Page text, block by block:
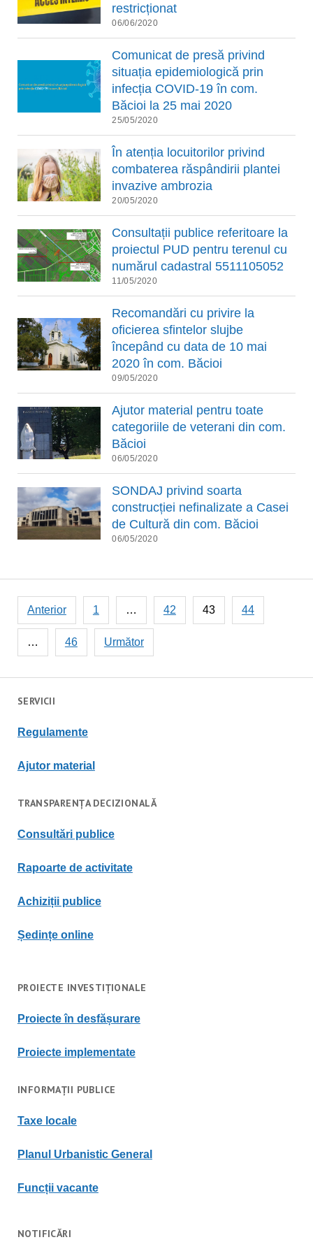
SERVICII
Regulamente
Ajutor material
TRANSPARENȚA DECIZIONALĂ
Consultări publice
Rapoarte de activitate
Achiziții publice
Ședințe online
PROIECTE INVESTIȚIONALE
Proiecte în desfășurare
Proiecte implementate
INFORMAȚII PUBLICE
Taxe locale
Planul Urbanistic General
Funcții vacante
NOTIFICĂRI
restricționat
06/06/2020
Comunicat de presă privind
situația epidemiologică prin
infecția COVID-19 în com.
Băcioi la 25 mai 2020
25/05/2020
În atenția locuitorilor privind
combaterea răspândirii plantei
invazive аmbrozia
20/05/2020
Consultații publice referitoare la
proiectul PUD pentru terenul cu
numărul cadastral 5511105052
11/05/2020
Recomandări cu privire la
oficierea sfintelor slujbe
începând cu data de 10 mai
2020 în com. Băcioi
09/05/2020
Ajutor material pentru toate
categoriile de veterani din com.
Băcioi
06/05/2020
SONDAJ privind soarta
construcției nefinalizate a Casei
de Cultură din com. Băcioi
06/05/2020
Paginație
articole
Anterior 1 … 42 43 44
… 46 Următor